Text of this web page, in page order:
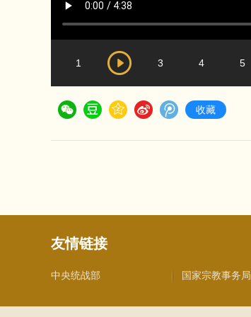
1
3 4 5
收藏
友情链接
中央统战部 国家宗教事务局